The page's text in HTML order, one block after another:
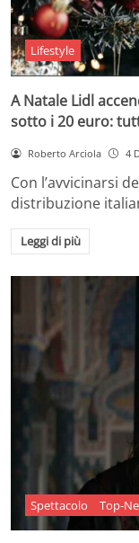
Lifestyle
A Natale Lidl
sotto i 20 euro:
Roberto Arciola 4
Con l’avvicinarsi
distribuzione
Leggi di più
Spettacolo Top-